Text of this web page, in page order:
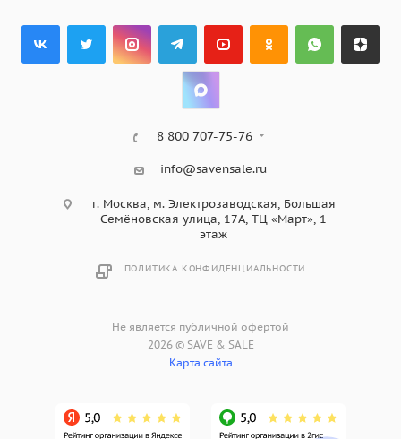
8 800 707-75-76
info@savensale.ru
г. Москва, м. Электрозаводская, Большая
Семёновская улица, 17А, ТЦ «Март», 1
этаж
ПОЛИТИКА КОНФИДЕНЦИАЛЬНОСТИ
Не является публичной офертой
2026 © SAVE & SALE
Карта сайта